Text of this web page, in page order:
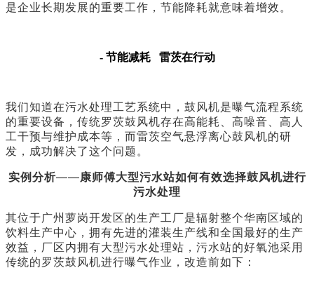
是企业长期发展的重要工作，节能降耗就意味着增效。
- 节能减耗 雷茨在行动
我们知道在污水处理工艺系统中，鼓风机是曝气流程系统
的重要设备，传统罗茨鼓风机存在高能耗、高噪音、高人
工干预与维护成本等，而雷茨空气悬浮离心鼓风机的研
发，成功解决了这个问题。
实例分析——康师傅大型污水站如何有效选择鼓风机进行
污水处理
其位于广州萝岗开发区的生产工厂是辐射整个华南区域的
饮料生产中心，拥有先进的灌装生产线和全国最好的生产
效益，厂区内拥有大型污水处理站，污水站的好氧池采用
传统的罗茨鼓风机进行曝气作业，改造前如下：